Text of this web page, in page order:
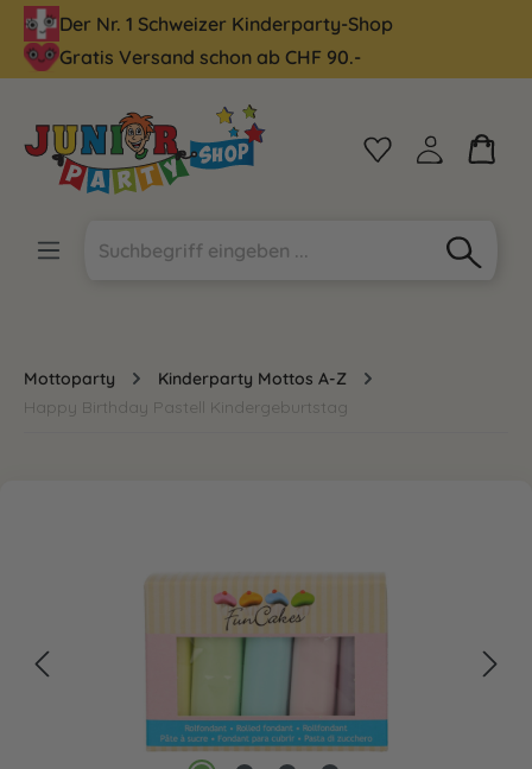
springen
Der Nr. 1 Schweizer Kinderparty-Shop
Gratis Versand schon ab CHF 90.-
Mottoparty
Kinderparty Mottos A-Z
Happy Birthday Pastell Kindergeburtstag